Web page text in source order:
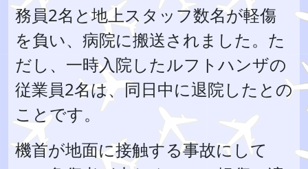
務員2名と地上スタッフ数名が軽傷
を負い、病院に搬送されました。た
だし、一時入院したルフトハンザの
従業員2名は、同日中に退院したとの
ことです。
機首が地面に接触する事故にして